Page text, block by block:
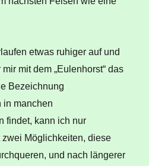
etwas ruhiger auf und
mit dem „Eulenhorst“ das
Bezeichnung
in manchen
findet, kann ich nur
Möglichkeiten, diese
und nach längerer